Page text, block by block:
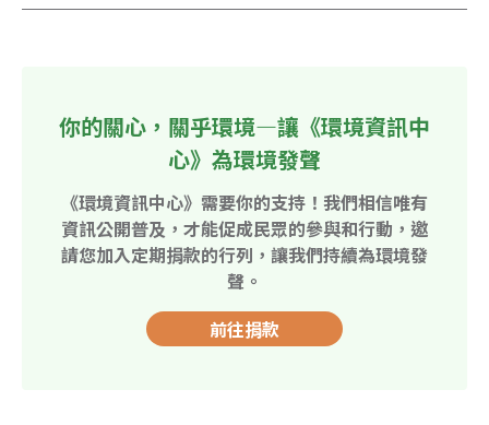
你的關心，關乎環境—讓《環境資訊中
心》為環境發聲
《環境資訊中心》需要你的支持！我們相信唯有
資訊公開普及，才能促成民眾的參與和行動，邀
請您加入定期捐款的行列，讓我們持續為環境發
聲。
前往捐款